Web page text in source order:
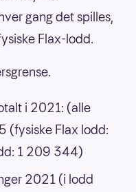
gang det spilles,
Flax-lodd.
i 2021: (alle
(fysiske Flax lodd:
1 209 344)
2021 (i lodd